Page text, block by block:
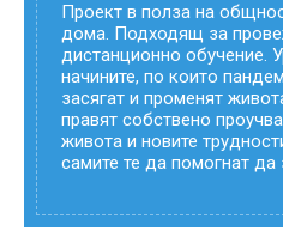
Проект в полза на
дома. Подходящ за
дистанционно обучение.
начините, по които
засягат и променят
правят собствено
живота и новите
самите те да помогнат да